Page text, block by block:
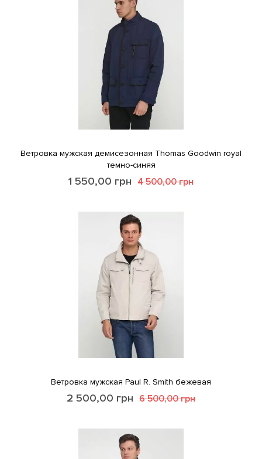
Ветровка мужская демисезонная Thomas Goodwin royal
темно-синяя
1 550,00 грн 4 500,00грн
Ветровка мужская Paul R. Smith бежевая
2 500,00 грн 6 500,00грн